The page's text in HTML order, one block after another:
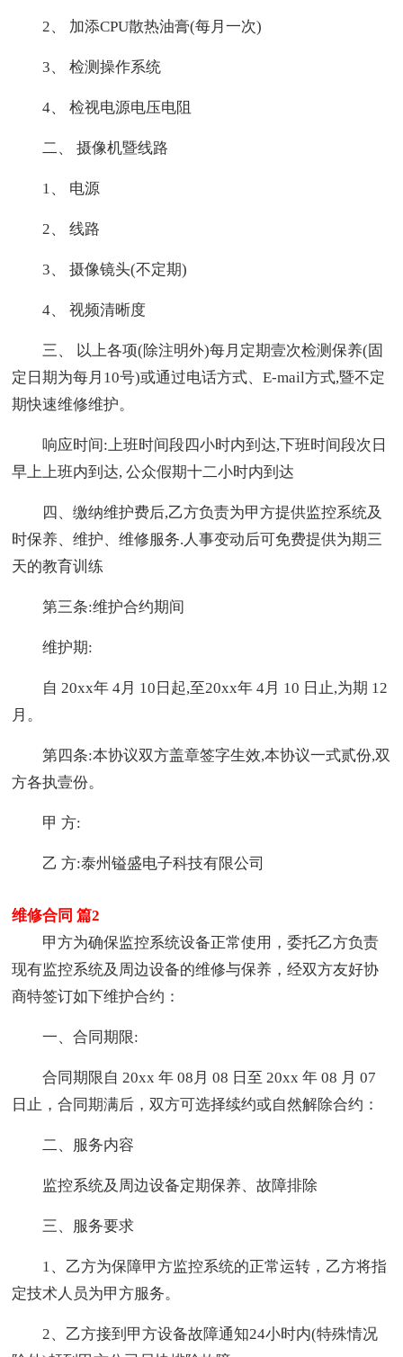
2、 加添CPU散热油膏(每月一次)
3、 检测操作系统
4、 检视电源电压电阻
二、 摄像机暨线路
1、 电源
2、 线路
3、 摄像镜头(不定期)
4、 视频清晰度
三、 以上各项(除注明外)每月定期壹次检测保养(固
定日期为每月10号)或通过电话方式、E-mail方式,暨不定
期快速维修维护。
响应时间:上班时间段四小时内到达,下班时间段次日
早上上班内到达, 公众假期十二小时内到达
四、缴纳维护费后,乙方负责为甲方提供监控系统及
时保养、维护、维修服务.人事变动后可免费提供为期三
天的教育训练
第三条:维护合约期间
维护期:
自 20xx年 4月 10日起,至20xx年 4月 10 日止,为期 12
月。
第四条:本协议双方盖章签字生效,本协议一式贰份,双
方各执壹份。
甲 方:
乙 方:泰州镒盛电子科技有限公司
维修合同 篇2
甲方为确保监控系统设备正常使用，委托乙方负责
现有监控系统及周边设备的维修与保养，经双方友好协
商特签订如下维护合约：
一、合同期限:
合同期限自 20xx 年 08月 08 日至 20xx 年 08 月 07
日止，合同期满后，双方可选择续约或自然解除合约：
二、服务内容
监控系统及周边设备定期保养、故障排除
三、服务要求
1、乙方为保障甲方监控系统的正常运转，乙方将指
定技术人员为甲方服务。
2、乙方接到甲方设备故障通知24小时内(特殊情况